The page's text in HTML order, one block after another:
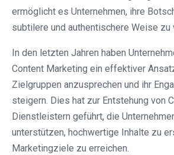
ermöglicht es Unternehmen, ihre
subtilere und authentischere Weise zu
In den letzten Jahren haben
Content Marketing ein effektiver
Zielgruppen anzusprechen und ihr
steigern. Dies hat zur Entstehung von
Dienstleistern geführt, die
unterstützen, hochwertige Inhalte zu
Marketingziele zu erreichen.